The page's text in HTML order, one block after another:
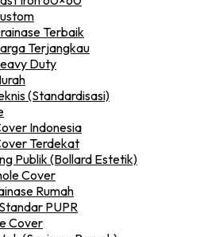
Terbaik
Terjangkau
Duty
(Standardisasi)
Indonesia
Terdekat
Publik (Bollard Estetik)
Cover
Rumah
PUPR
Cover